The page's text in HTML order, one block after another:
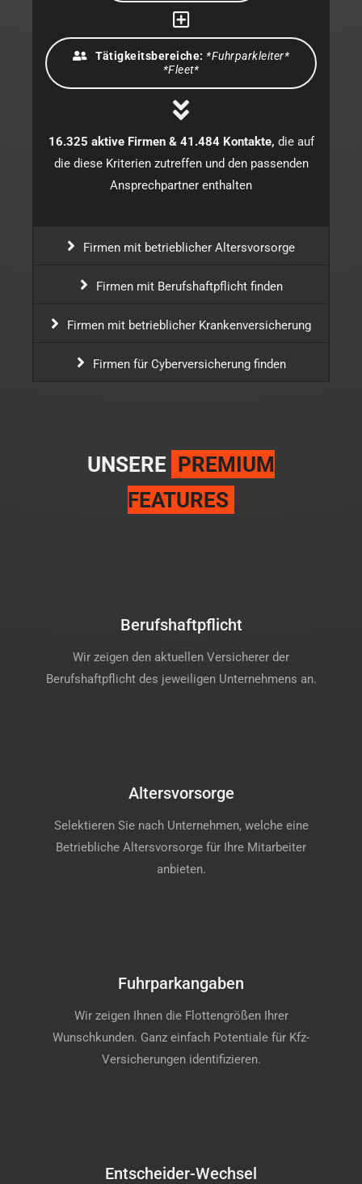
Tätigkeitsbereiche: *Fuhrparkleiter*
*Fleet*
16.325 aktive Firmen & 41.484 Kontakte, die auf
die diese Kriterien zutreffen und den passenden
Ansprechpartner enthalten
Firmen mit betrieblicher Altersvorsorge
Firmen mit Berufshaftpflicht finden
Firmen mit betrieblicher Krankenversicherung
Firmen für Cyberversicherung finden
UNSERE PREMIUM
FEATURES
Berufshaftpflicht
Wir zeigen den aktuellen Versicherer der
Berufshaftpflicht des jeweiligen Unternehmens an.
Altersvorsorge
Selektieren Sie nach Unternehmen, welche eine
Betriebliche Altersvorsorge für Ihre Mitarbeiter
anbieten.
Fuhrparkangaben
Wir zeigen Ihnen die Flottengrößen Ihrer
Wunschkunden. Ganz einfach Potentiale für Kfz-
Versicherungen identifizieren.
Entscheider-Wechsel